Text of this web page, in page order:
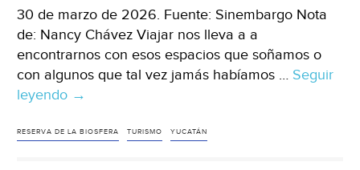
30 de marzo de 2026. Fuente: Sinembargo Nota
de: Nancy Chávez Viajar nos lleva a a
encontrarnos con esos espacios que soñamos o
con algunos que tal vez jamás habíamos … Seguir
leyendo Yucatán-
agua
→
RESERVA DE LA BIOSFERA TURISMO YUCATÁN